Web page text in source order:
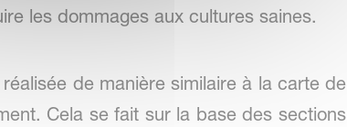
les dommages aux cultures saines.
de manière similaire à la carte de
Cela se fait sur la base des sections